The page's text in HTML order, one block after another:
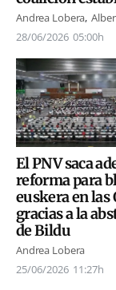
Andrea Lobera
28/06/2026 05:00h
El PNV saca
reforma para
euskera en las
gracias a la
de Bildu
Andrea Lobera
25/06/2026 11:27h